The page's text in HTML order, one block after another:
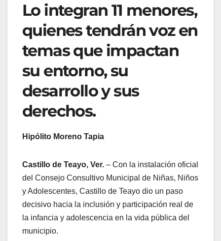
Lo integran 11 menores,
quienes tendrán voz en
temas que impactan
su entorno, su
desarrollo y sus
derechos.
Hipólito Moreno Tapia
Castillo de Teayo, Ver. – Con la instalación oficial
del Consejo Consultivo Municipal de Niñas, Niños
y Adolescentes, Castillo de Teayo dio un paso
decisivo hacia la inclusión y participación real de
la infancia y adolescencia en la vida pública del
municipio.